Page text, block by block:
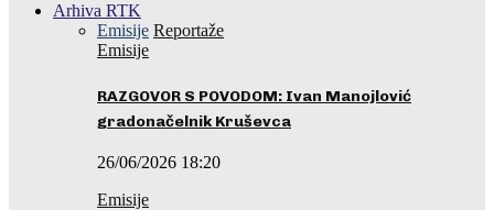
Arhiva RTK
Emisije Reportaže
Emisije
RAZGOVOR S POVODOM: Ivan Manojlović
gradonačelnik Kruševca
26/06/2026 18:20
Emisije